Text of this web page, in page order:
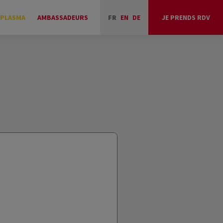
AMBASSADEURS FR EN DE JE PRENDS RDV